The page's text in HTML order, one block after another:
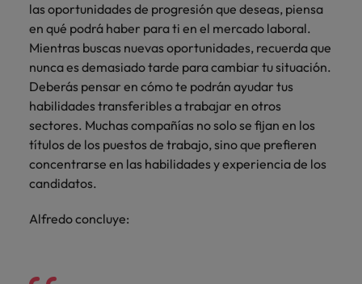
las oportunidades de progresión que deseas, piensa
en qué podrá haber para ti en el mercado laboral.
Mientras buscas nuevas oportunidades, recuerda que
nunca es demasiado tarde para cambiar tu situación.
Deberás pensar en cómo te podrán ayudar tus
habilidades transferibles a trabajar en otros
sectores. Muchas compañías no solo se fijan en los
títulos de los puestos de trabajo, sino que prefieren
concentrarse en las habilidades y experiencia de los
candidatos.
Alfredo concluye: